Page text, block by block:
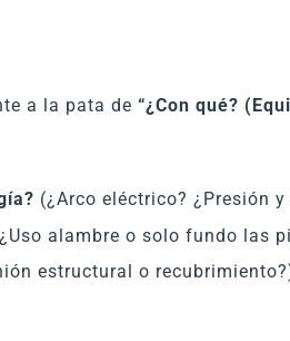
a la pata de “¿Con qué?
(¿Arco eléctrico? ¿Presión
alambre o solo fundo las
estructural o